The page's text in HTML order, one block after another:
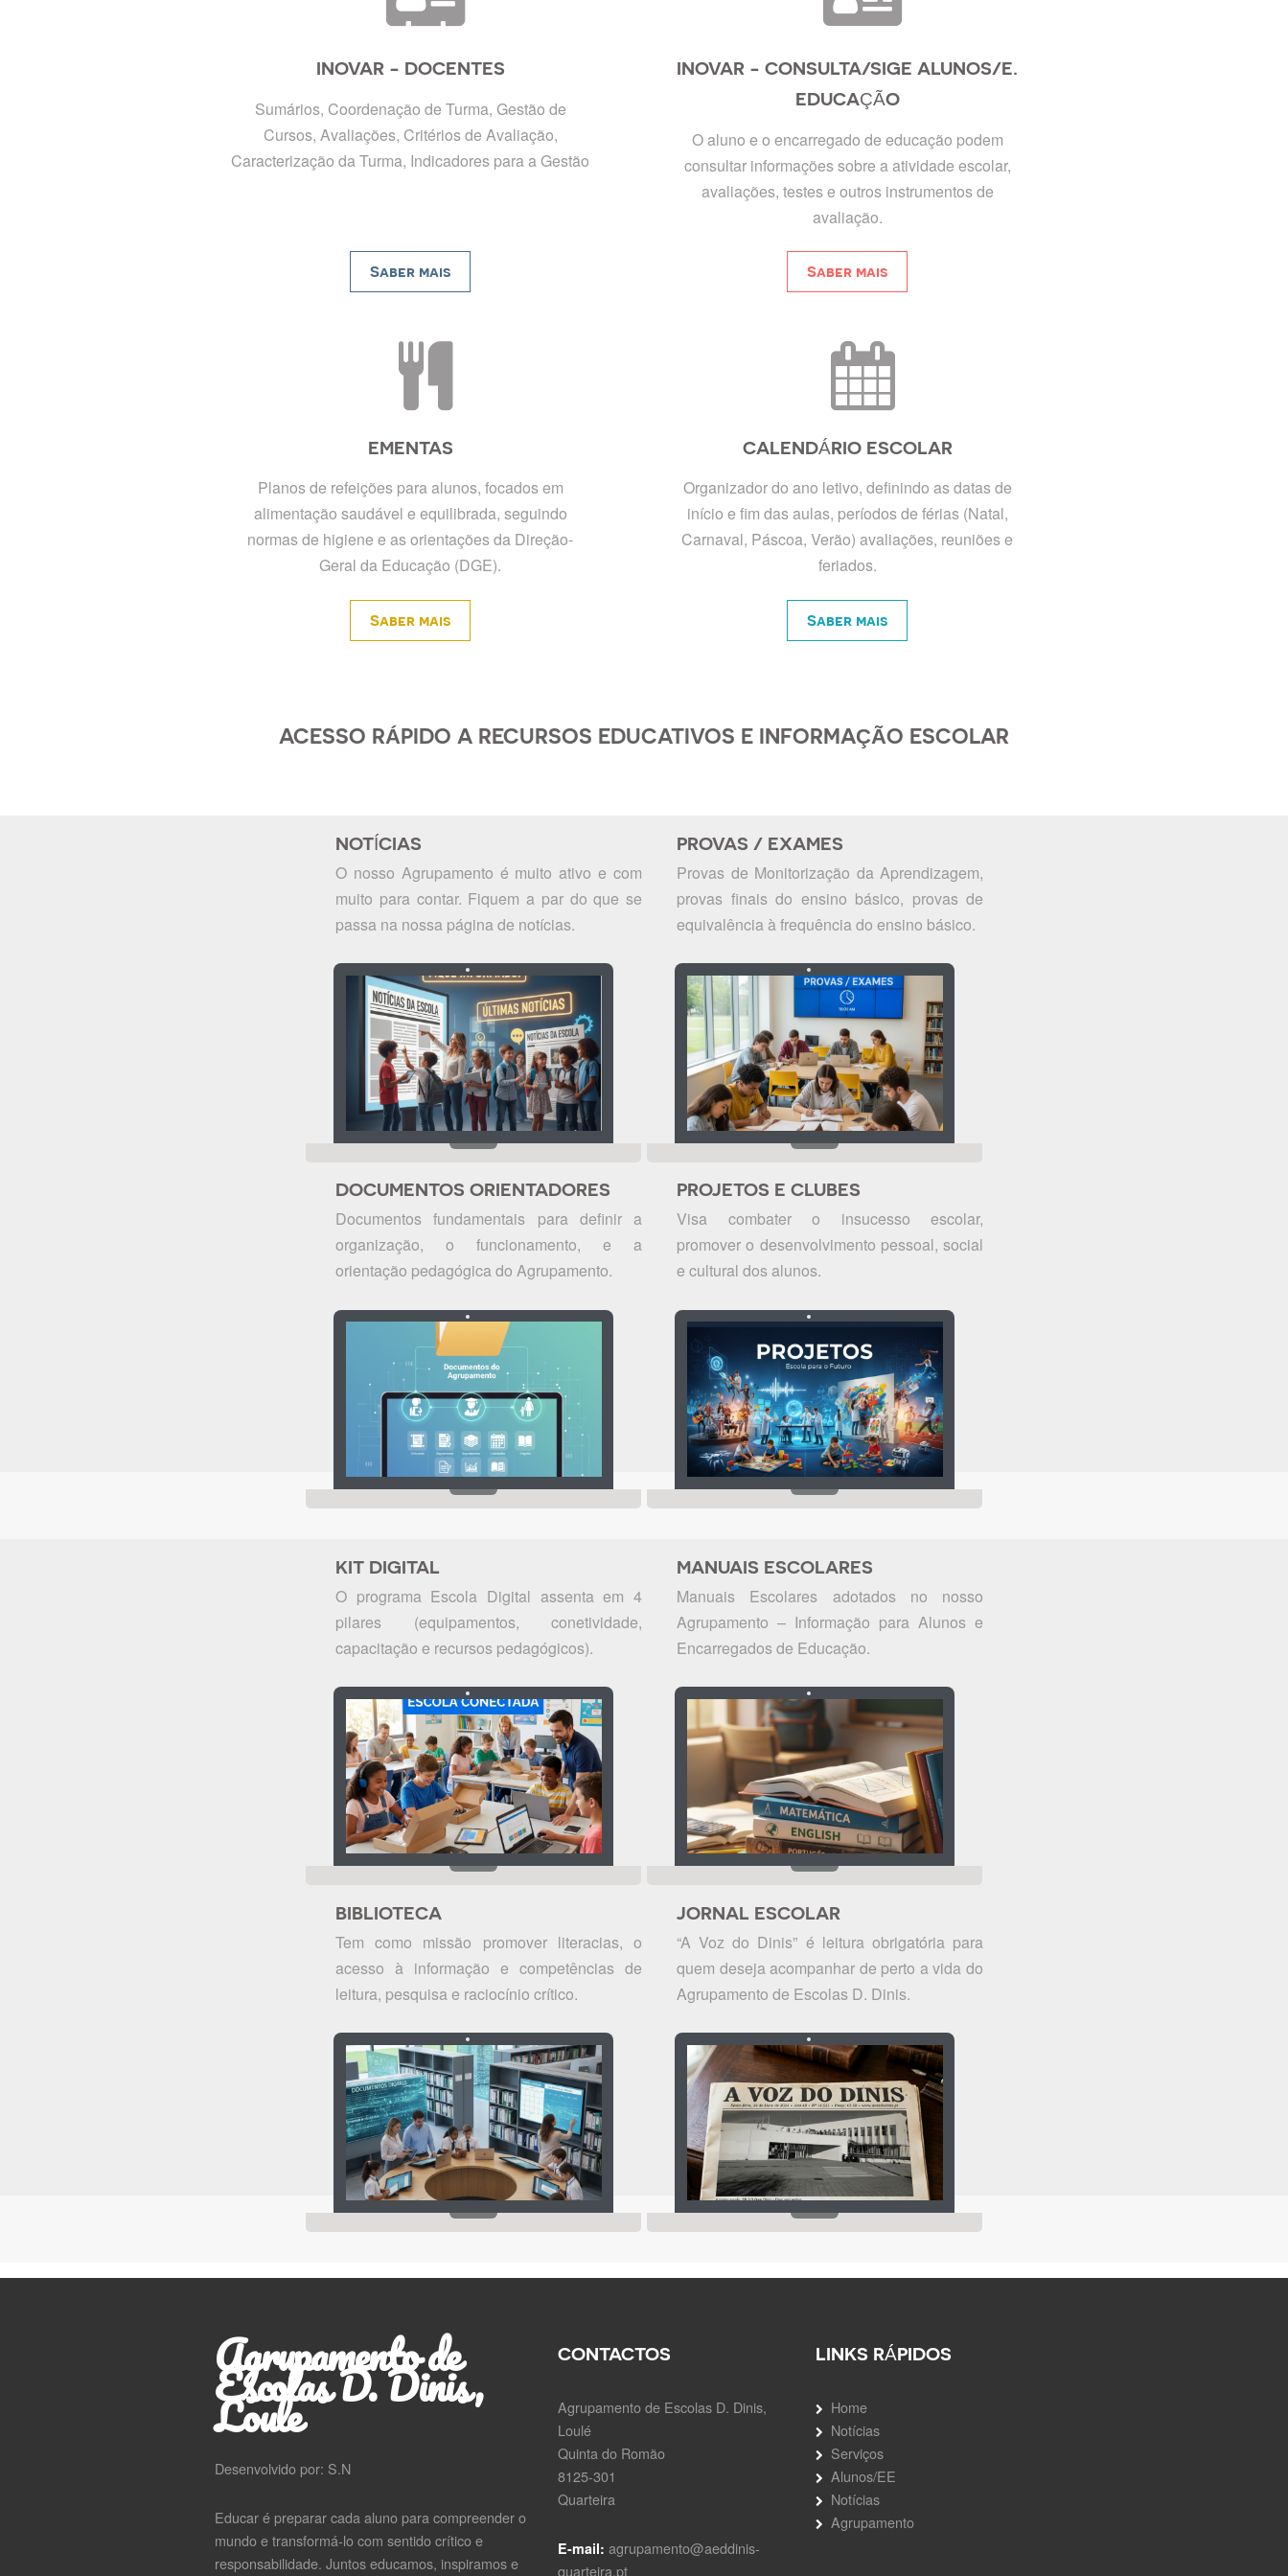
INOVAR - DOCENTES
Sumários, Coordenação de Turma, Gestão de
Cursos, Avaliações, Critérios de Avaliação,
Caracterização da Turma, Indicadores para a Gestão
Saber mais
INOVAR - CONSULTA/SIGE ALUNOS/E.
EDUCAÇÃO
O aluno e o encarregado de educação podem
consultar informações sobre a atividade escolar,
avaliações, testes e outros instrumentos de
avaliação.
Saber mais
EMENTAS
Planos de refeições para alunos, focados em
alimentação saudável e equilibrada, seguindo
normas de higiene e as orientações da Direção-
Geral da Educação (DGE).
Saber mais
CALENDÁRIO ESCOLAR
Organizador do ano letivo, definindo as datas de
início e fim das aulas, períodos de férias (Natal,
Carnaval, Páscoa, Verão) avaliações, reuniões e
feriados.
Saber mais
ACESSO RÁPIDO A RECURSOS EDUCATIVOS E INFORMAÇÃO ESCOLAR
NOTÍCIAS
O nosso Agrupamento é muito ativo e com
muito para contar. Fiquem a par do que se
passa na nossa página de notícias.
PROVAS / EXAMES
Provas de Monitorização da Aprendizagem,
provas finais do ensino básico, provas de
equivalência à frequência do ensino básico.
DOCUMENTOS ORIENTADORES
Documentos fundamentais para definir a
organização, o funcionamento, e a
orientação pedagógica do Agrupamento.
PROJETOS E CLUBES
Visa combater o insucesso escolar,
promover o desenvolvimento pessoal, social
e cultural dos alunos.
KIT DIGITAL
O programa Escola Digital assenta em 4
pilares (equipamentos, conetividade,
capacitação e recursos pedagógicos).
MANUAIS ESCOLARES
Manuais Escolares adotados no nosso
Agrupamento – Informação para Alunos e
Encarregados de Educação.
BIBLIOTECA
Tem como missão promover literacias, o
acesso à informação e competências de
leitura, pesquisa e raciocínio crítico.
JORNAL ESCOLAR
“A Voz do Dinis” é leitura obrigatória para
quem deseja acompanhar de perto a vida do
Agrupamento de Escolas D. Dinis.
Agrupamento de
Escolas D. Dinis,
Loule
Desenvolvido por: S.N
Educar é preparar cada aluno para compreender o
mundo e transformá-lo com sentido crítico e
responsabilidade. Juntos educamos, inspiramos e
CONTACTOS
Agrupamento de Escolas D. Dinis,
Loulé
Quinta do Romão
8125-301
Quarteira
E-mail:agrupamento@aeddinis-
quarteira.pt
LINKS RÁPIDOS
Home
Notícias
Serviços
Alunos/EE
Notícias
Agrupamento